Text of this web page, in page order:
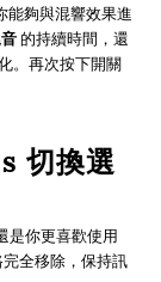
能夠與混響效果進
的持續時間，還
。再次按下開關
切換選
是你更喜歡使用
全移除，保持訊